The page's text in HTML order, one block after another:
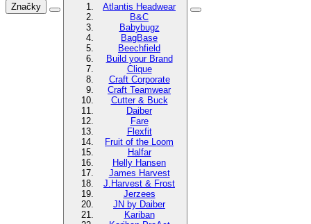
Značky
Atlantis Headwear
B&C
Babybugz
BagBase
Beechfield
Build your Brand
Clique
Craft Corporate
Craft Teamwear
Cutter & Buck
Daiber
Fare
Flexfit
Fruit of the Loom
Halfar
Helly Hansen
James Harvest
J.Harvest & Frost
Jerzees
JN by Daiber
Kariban